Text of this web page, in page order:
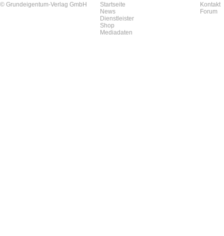
© Grundeigentum-Verlag GmbH
Startseite
News
Dienstleister
Shop
Mediadaten
Kontakt
Forum